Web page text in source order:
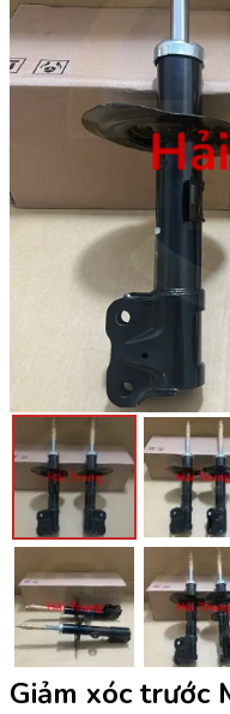
Giảm xóc trước